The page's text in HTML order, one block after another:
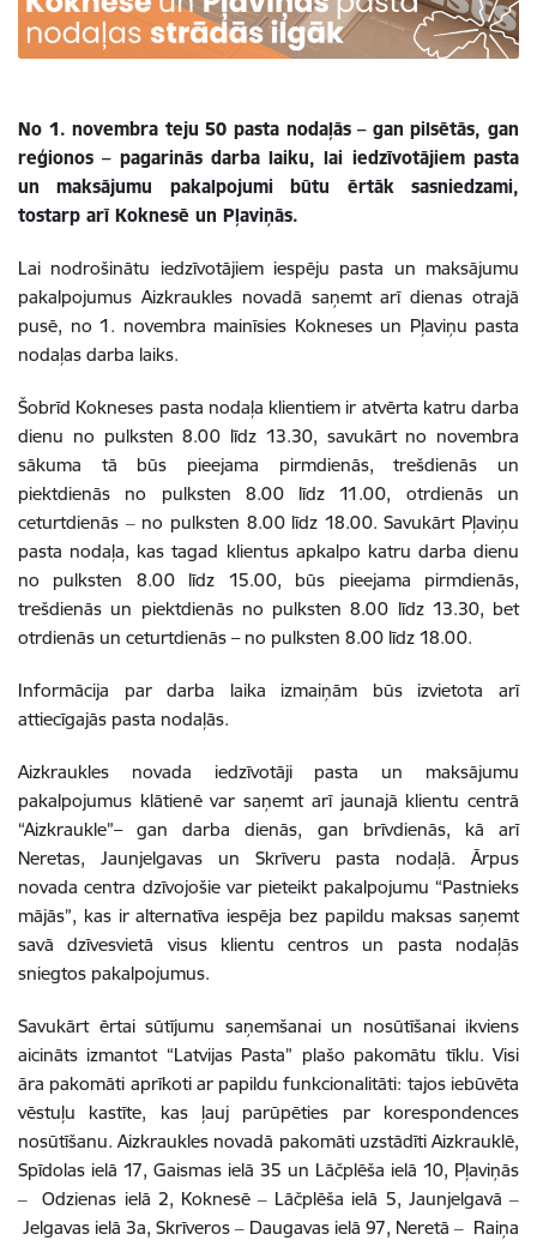
No 1. novembra teju 50 pasta nodaļās – gan pilsētās, gan
reģionos – pagarinās darba laiku, lai iedzīvotājiem pasta
un maksājumu pakalpojumi būtu ērtāk sasniedzami,
tostarp arī Koknesē un Pļaviņās.
Lai nodrošinātu iedzīvotājiem iespēju pasta un maksājumu
pakalpojumus Aizkraukles novadā saņemt arī dienas otrajā
pusē, no 1. novembra mainīsies Kokneses un Pļaviņu pasta
nodaļas darba laiks.
Šobrīd Kokneses pasta nodaļa klientiem ir atvērta katru darba
dienu no pulksten 8.00 līdz 13.30, savukārt no novembra
sākuma tā būs pieejama pirmdienās, trešdienās un
piektdienās no pulksten 8.00 līdz 11.00, otrdienās un
ceturtdienās ‒ no pulksten 8.00 līdz 18.00. Savukārt Pļaviņu
pasta nodaļa, kas tagad klientus apkalpo katru darba dienu
no pulksten 8.00 līdz 15.00, būs pieejama pirmdienās,
trešdienās un piektdienās no pulksten 8.00 līdz 13.30, bet
otrdienās un ceturtdienās – no pulksten 8.00 līdz 18.00.
Informācija par darba laika izmaiņām būs izvietota arī
attiecīgajās pasta nodaļās.
Aizkraukles novada iedzīvotāji pasta un maksājumu
pakalpojumus klātienē var saņemt arī jaunajā klientu centrā
“Aizkraukle”– gan darba dienās, gan brīvdienās, kā arī
Neretas, Jaunjelgavas un Skrīveru pasta nodaļā. Ārpus
novada centra dzīvojošie var pieteikt pakalpojumu “Pastnieks
mājās”, kas ir alternatīva iespēja bez papildu maksas saņemt
savā dzīvesvietā visus klientu centros un pasta nodaļās
sniegtos pakalpojumus.
Savukārt ērtai sūtījumu saņemšanai un nosūtīšanai ikviens
aicināts izmantot “Latvijas Pasta” plašo pakomātu tīklu. Visi
āra pakomāti aprīkoti ar papildu funkcionalitāti: tajos iebūvēta
vēstuļu kastīte, kas ļauj parūpēties par korespondences
nosūtīšanu. Aizkraukles novadā pakomāti uzstādīti Aizkrauklē,
Spīdolas ielā 17, Gaismas ielā 35 un Lāčplēša ielā 10, Pļaviņās
‒ Odzienas ielā 2, Koknesē ‒ Lāčplēša ielā 5, Jaunjelgavā ‒
Jelgavas ielā 3a, Skrīveros ‒ Daugavas ielā 97, Neretā ‒ Raiņa